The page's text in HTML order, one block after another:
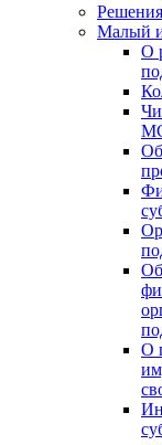
Малый и
О
О